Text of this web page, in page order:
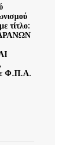
τίτλο:
Φ.Π.Α.